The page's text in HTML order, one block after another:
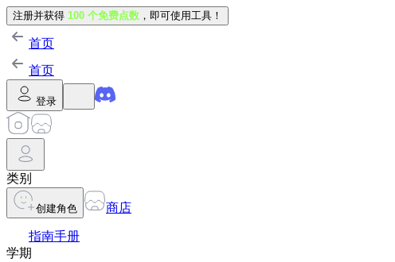
注册并获得 100 个免费点数 ，即可使用工具！
首页
首页
登录
类别
创建角色 商店
指南手册
学期